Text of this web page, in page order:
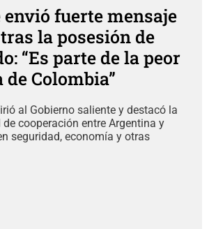
fuerte mensaje
la posesión de
“Es parte de la peor
Colombia”
al Gobierno saliente y destacó la
cooperación entre Argentina y
seguridad, economía y otras